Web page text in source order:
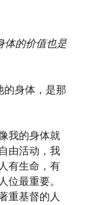
体的价值也是
身体，是那
我的身体就
由活动，我
有生命，有
位最重要。
重基督的人